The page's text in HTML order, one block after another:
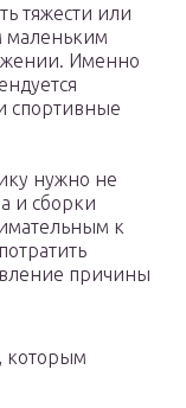
тяжести или
маленьким
Именно
спортивные
нужно не
и сборки
к
причины
которым